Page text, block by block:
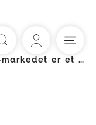
er et slaraffenland for plattenslagere